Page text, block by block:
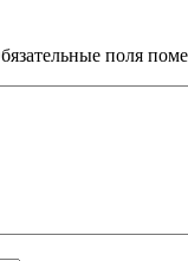
поля